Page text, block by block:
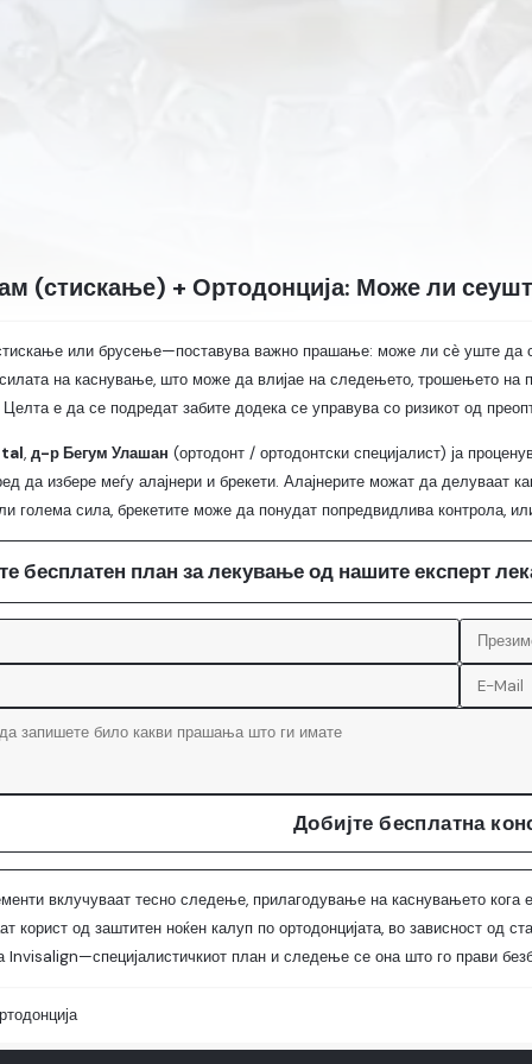
(стискање) + Ортодонција: Може ли
или брусење—поставува важно прашање: може ли сѐ уште да
на каснување, што може да влијае на следењето, трошењето на
е да се подредат забите додека се управува со ризикот од
,д-р Бегум Улашан (ортодонт / ортодонтски специјалист) ја
да избере меѓу алајнери и брекети. Алајнерите можат да делуваат
голема сила, брекетите може да понудат попредвидлива контрола,
бесплатен план за лекување од нашите експерт
Добијте бесплатна
вклучуваат тесно следење, прилагодување на каснувањето
корист од заштитен ноќен калуп по ортодонцијата, во зависност од
Invisalign—специјалистичкиот план и следење се она што го прави